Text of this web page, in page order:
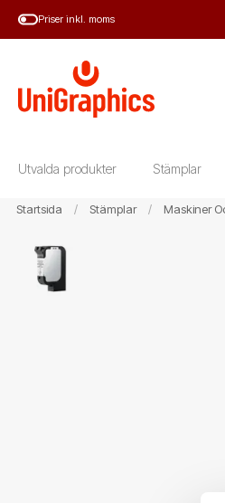
HoppaPriser inkl. moms
Utvalda produkter Stämplar
Startsida Stämplar Maskiner